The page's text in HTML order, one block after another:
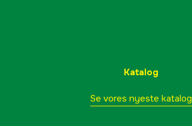
Katalog
Se vores nyeste katalog